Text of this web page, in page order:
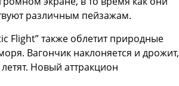
различным пейзажам.
Flight” также облетит природные
Вагончик наклоняется и дрожит,
Новый аттракцион